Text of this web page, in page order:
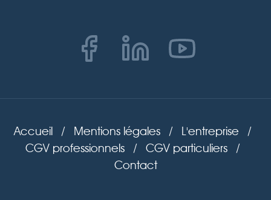
Accueil / Mentions légales / L'entreprise
/
CGV professionnels
/ CGV particuliers
/
Contact